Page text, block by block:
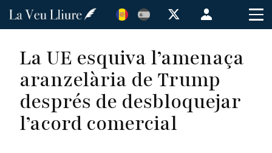
Vés
Menú
de
de
usuario
La UE esquiva l’amenaça
aranzelària de Trump
després de desbloquejar
l’acord comercial